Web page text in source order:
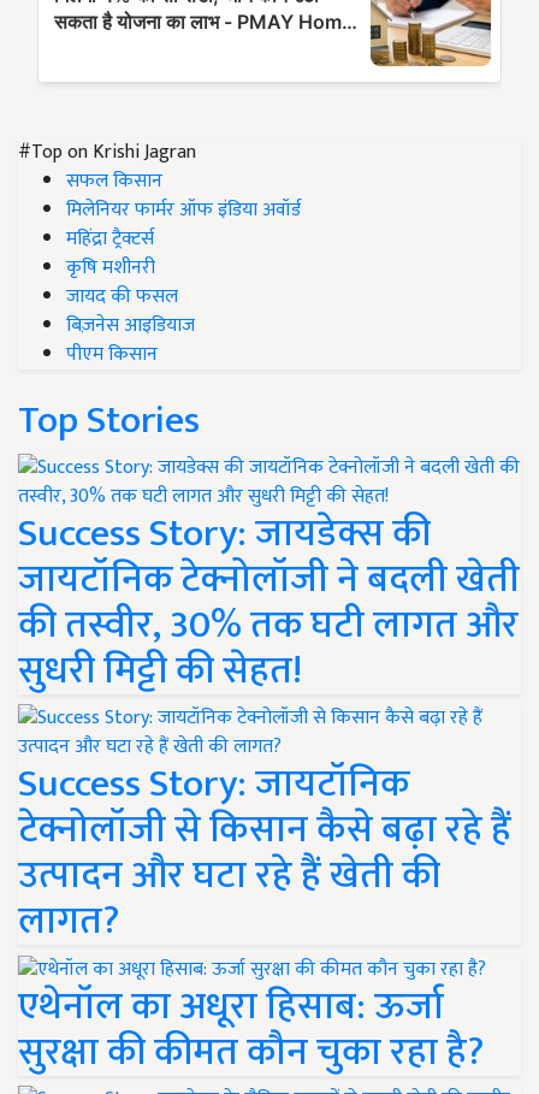
#Top on Krishi Jagran
सफल किसान
मिलेनियर फार्मर ऑफ इंडिया अवॉर्ड
महिंद्रा ट्रैक्टर्स
कृषि मशीनरी
जायद की फसल
बिज़नेस आइडियाज
पीएम किसान
Top Stories
Success Story: जायडेक्स की
जायटॉनिक टेक्नोलॉजी ने बदली खेती
की तस्वीर, 30% तक घटी लागत और
सुधरी मिट्टी की सेहत!
Success Story: जायटॉनिक
टेक्नोलॉजी से किसान कैसे बढ़ा रहे हैं
उत्पादन और घटा रहे हैं खेती की
लागत?
एथेनॉल का अधूरा हिसाब: ऊर्जा
सुरक्षा की कीमत कौन चुका रहा है?